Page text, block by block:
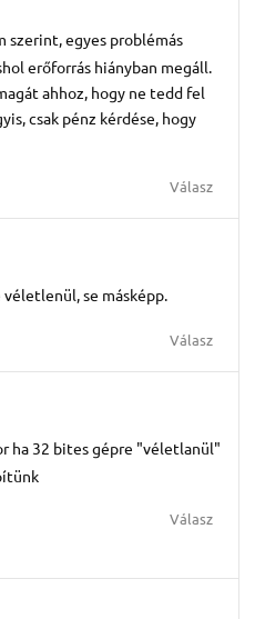
szerint, egyes problémás
erőforrás hiányban megáll.
ahhoz, hogy ne tedd fel
csak pénz kérdése, hogy
Válasz
véletlenül, se másképp.
Válasz
ha 32 bites gépre "véletlanül"
Válasz